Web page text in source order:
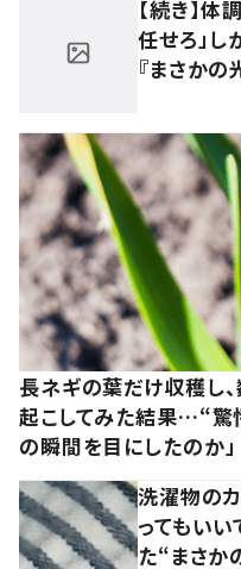
【続き】
任せろ」し
『まさかの
長ネギの葉だけ収穫し
起こしてみた結果…“驚
の瞬間を目にしたのか」
洗濯物の
ってもいい
た“まさか